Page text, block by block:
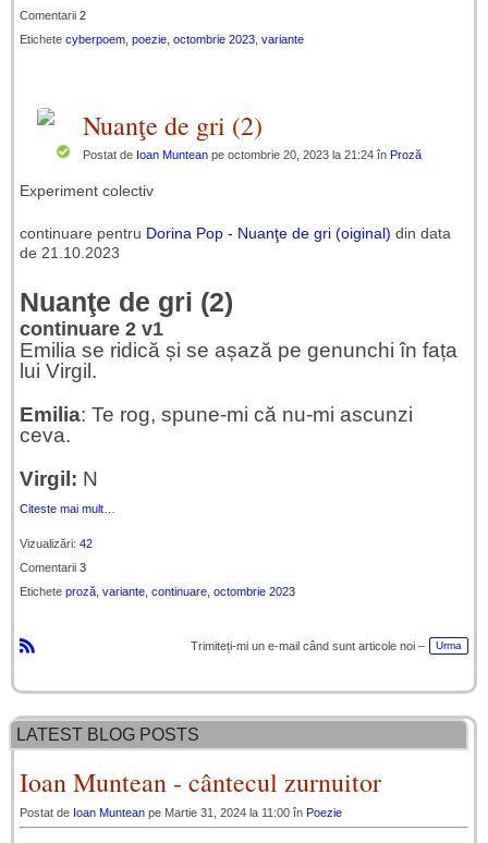
Comentarii 2
Etichete cyberpoem poezie octombrie 2023 variante
Nuanţe de gri (2)
Postat de Ioan Muntean pe octombrie 20, 2023 la 21:24 în Proză
Experiment colectiv
continuare pentru Dorina Pop - Nuanţe de gri (oiginal) din data
de 21.10.2023
Nuanţe de gri (2)
continuare 2 v1
Emilia se ridică și se așază pe genunchi în fața
lui Virgil.
Emilia: Te rog, spune-mi că nu-mi ascunzi
ceva.
Virgil: N
Citeste mai mult…
Vizualizări: 42
Comentarii 3
Etichete proză variante continuare octombrie 2023
S
Trimiteți-mi un e-mail când sunt articole noi – Urma
LATEST BLOG POSTS
Ioan Muntean - cântecul zurnuitor
Postat de Ioan Muntean pe Martie 31, 2024 la 11:00 în Poezie